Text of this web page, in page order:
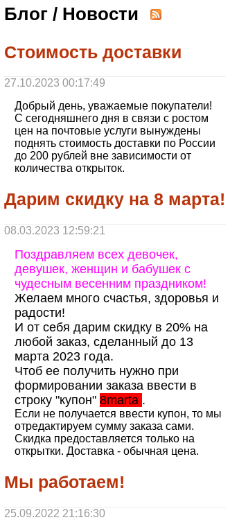
Блог / Новости
Стоимость доставки
27.10.2023 00:17:49
Добрый день, уважаемые покупатели!
С сегодняшнего дня в связи с ростом
цен на почтовые услуги вынуждены
поднять стоимость доставки по России
до 200 рублей вне зависимости от
количества открыток.
Дарим скидку на 8 марта!
08.03.2023 12:59:21
Поздравляем всех девочек,
девушек, женщин и бабушек с
чудесным весенним праздником!
Желаем много счастья, здоровья и
радости!
И от себя дарим скидку в 20% на
любой заказ, сделанный до 13
марта 2023 года.
Чтоб ее получить нужно при
формировании заказа ввести в
строку "купон" 8marta .
Если не получается ввести купон, то мы
отредактируем сумму заказа сами.
Скидка предоставляется только на
открытки. Доставка - обычная цена.
Мы работаем!
25.09.2022 21:16:30